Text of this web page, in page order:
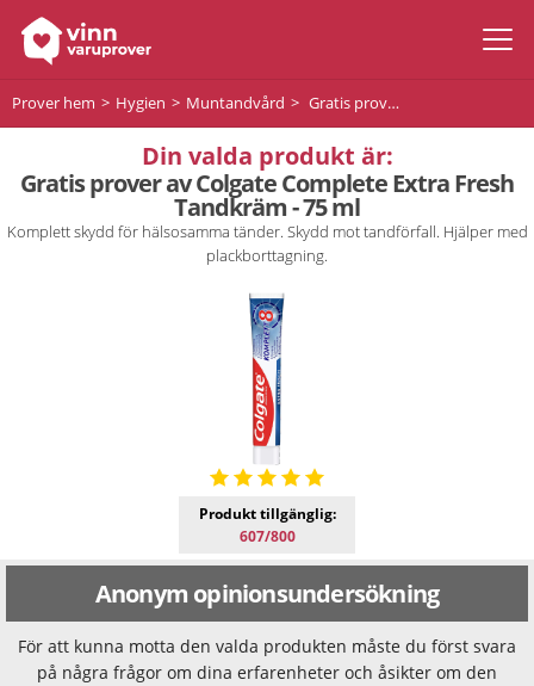
Prover hem Hygien Muntandvård Gratis prover av Colgate Complete Extra Fresh Tandkräm - 75 ml
Din valda produkt är:
Gratis prover av Colgate Complete Extra Fresh
Tandkräm - 75 ml
Komplett skydd för hälsosamma tänder. Skydd mot tandförfall. Hjälper med
plackborttagning.
Produkt tillgänglig:
607/800
Anonym opinionsundersökning
För att kunna motta den valda produkten måste du först svara
på några frågor om dina erfarenheter och åsikter om den